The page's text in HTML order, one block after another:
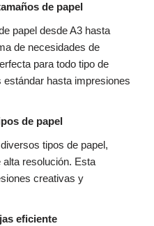
de papel
papel desde A3 hasta
de necesidades de
para todo tipo de
hasta impresiones
de papel
tipos de papel,
alta resolución. Esta
creativas y
eficiente